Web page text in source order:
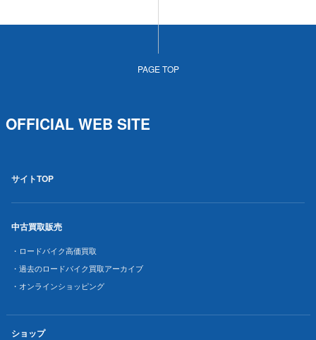
PAGE TOP
OFFICIAL WEB SITE
サイトTOP
中古買取販売
・ロードバイク高価買取
・過去のロードバイク買取アーカイブ
・オンラインショッピング
ショップ